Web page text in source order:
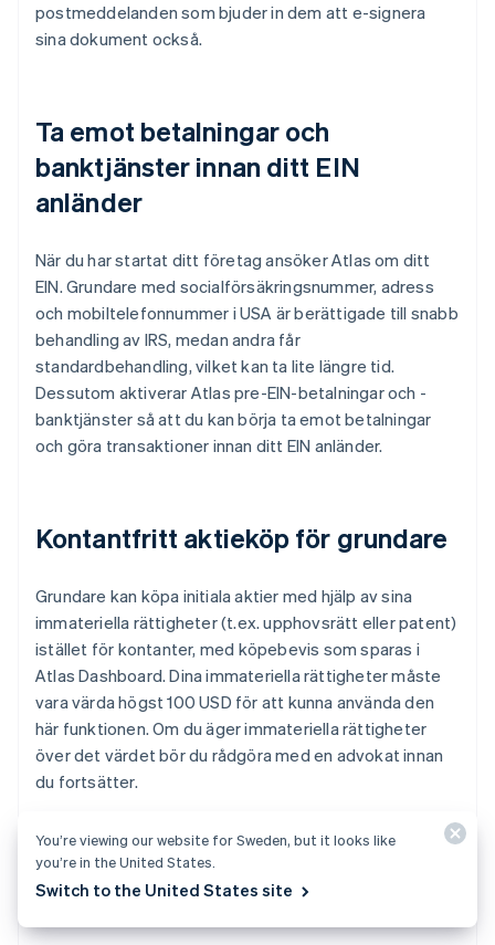
postmeddelanden som bjuder in dem att e-signera
sina dokument också.
Ta emot betalningar och
banktjänster innan ditt EIN
anländer
När du har startat ditt företag ansöker Atlas om ditt
EIN. Grundare med socialförsäkringsnummer, adress
och mobiltelefonnummer i USA är berättigade till snabb
behandling av IRS, medan andra får
standardbehandling, vilket kan ta lite längre tid.
Dessutom aktiverar Atlas pre-EIN-betalningar och -
banktjänster så att du kan börja ta emot betalningar
och göra transaktioner innan ditt EIN anländer.
Kontantfritt aktieköp för grundare
Grundare kan köpa initiala aktier med hjälp av sina
immateriella rättigheter (t.ex. upphovsrätt eller patent)
istället för kontanter, med köpebevis som sparas i
Atlas Dashboard. Dina immateriella rättigheter måste
vara värda högst 100 USD för att kunna använda den
här funktionen. Om du äger immateriella rättigheter
över det värdet bör du rådgöra med en advokat innan
du fortsätter.
Automatisk deklaration för val av
You’re viewing our website for Sweden, but it looks like
you’re in the United States.
Switch to the United States site